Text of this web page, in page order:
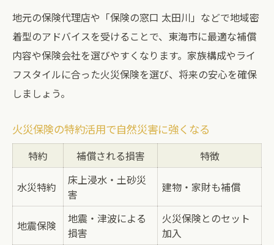
地元の保険代理店や「保険の窓口 太田川」などで地域密
着型のアドバイスを受けることで、東海市に最適な補償
内容や保険会社を選びやすくなります。家族構成やライ
フスタイルに合った火災保険を選び、将来の安心を確保
しましょう。
火災保険の特約活用で自然災害に強くなる
特約 補償される損害 特徴
水災特約
床上浸水・土砂災
害
建物・家財も補償
地震保険
地震・津波による
損害
火災保険とのセット
加入